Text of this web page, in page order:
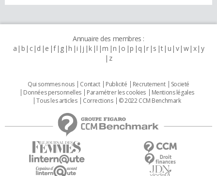
Annuaire des membres :
a b c d e f g h i j k l m n o p q r s t u v w x y
z
Qui sommes nous Contact Publicité Recrutement
Societé
Données personnelles
Paramétrer les cookies
Mentions légales
Tous les articles
Corrections © 2022 CCM Benchmark